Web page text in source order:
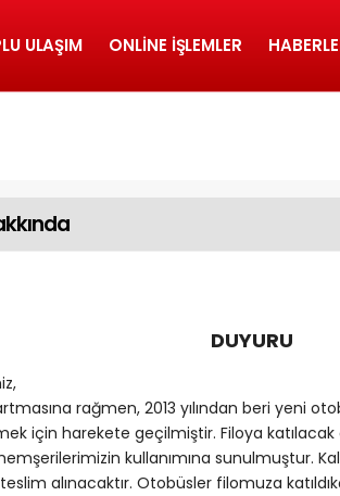
ULAŞIM ONLINE İŞLEMLER
DUYURU
rağmen, 2013 yılından beri yeni
için harekete geçilmiştir. Filoya
kullanımına sunulmuştur.
alınacaktır. Otobüsler filomuza